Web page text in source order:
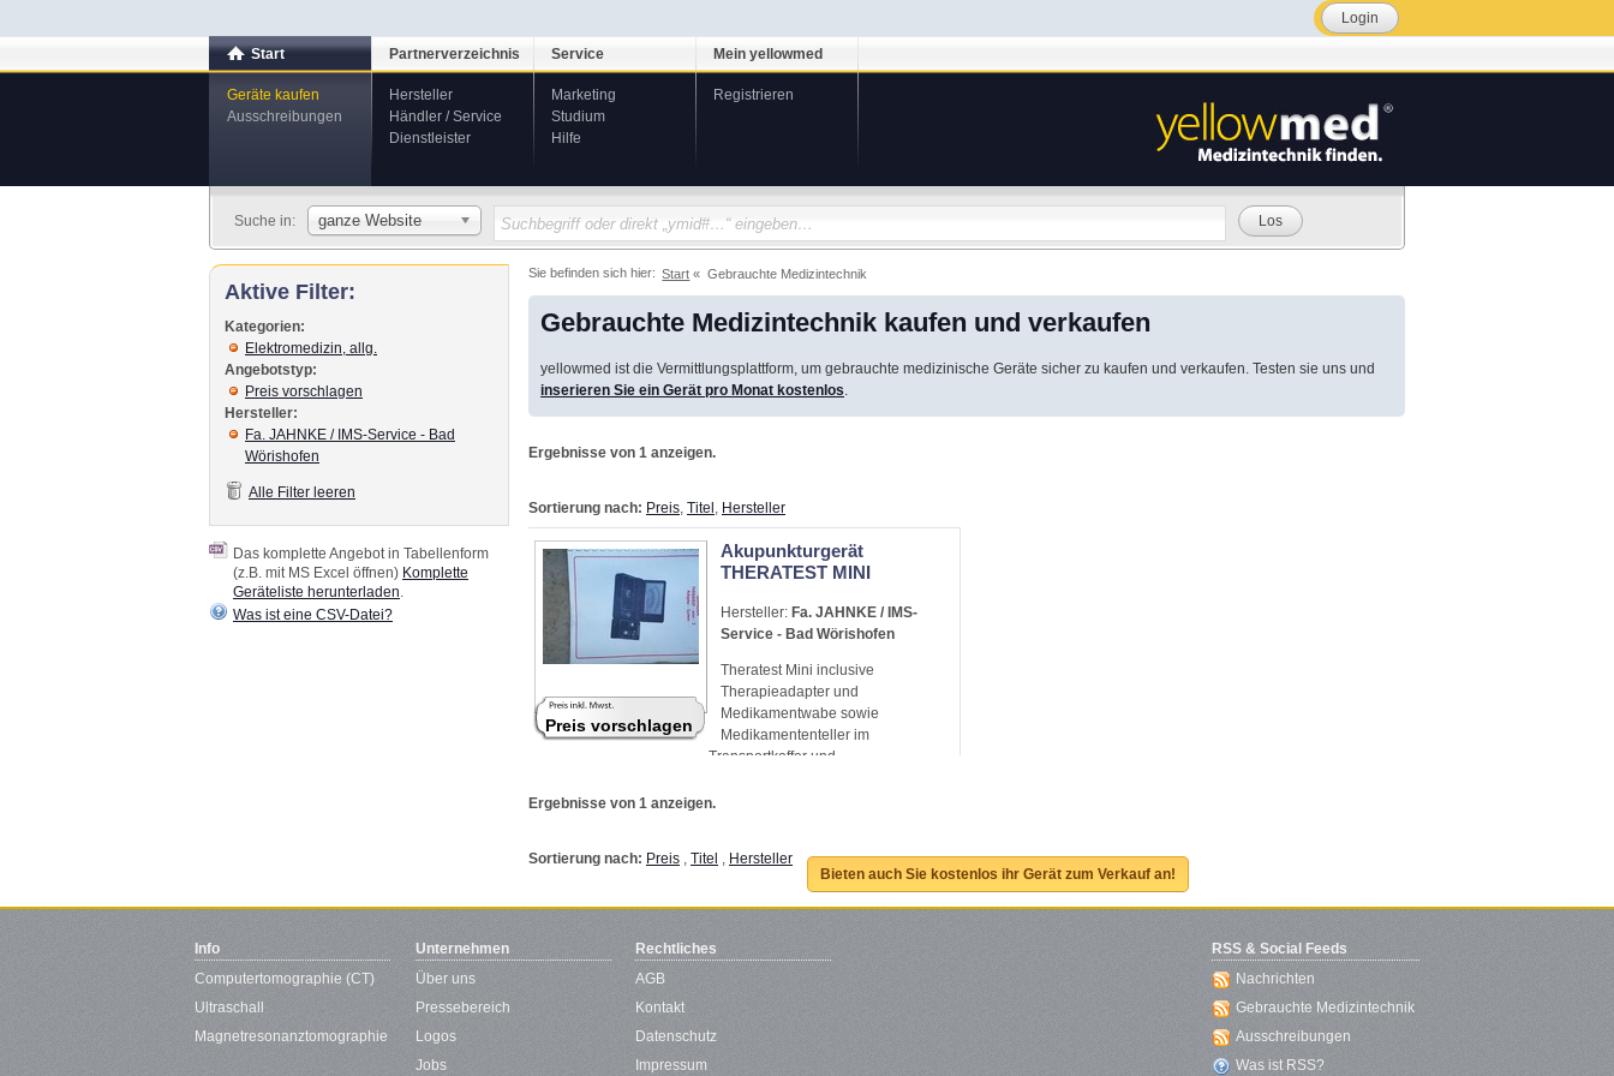
Login
Start
Geräte kaufen
Ausschreibungen
Partnerverzeichnis
Hersteller
Händler / Service
Dienstleister
Service
Marketing
Studium
Hilfe
Mein yellowmed
Registrieren
Suche in: ganze Website Los
Sie befinden sich hier: Start Gebrauchte Medizintechnik
Gebrauchte Medizintechnik kaufen und verkaufen
yellowmed ist die Vermittlungsplattform, um gebrauchte medizinische Geräte sicher zu kaufen und verkaufen. Testen sie uns und
inserieren Sie ein Gerät pro Monat kostenlos
Ergebnisse von 1 anzeigen.
Sortierung nach: Preis Titel Hersteller
Akupunkturgerät
THERATEST MINI
Hersteller: Fa. JAHNKE / IMS-
Service - Bad Wörishofen
Theratest Mini inclusive
Therapieadapter und
Medikamentwabe sowie
Medikamententeller im
Transportkoffer und
gebraucht , jedoch gut erhalten.
Preis vorschlagen
Ergebnisse von 1 anzeigen.
Sortierung nach: Preis , Titel , Hersteller
Bieten auch Sie kostenlos ihr Gerät zum Verkauf an!
Aktive Filter:
Kategorien:
Elektromedizin, allg.
Angebotstyp:
Preis vorschlagen
Hersteller:
Fa. JAHNKE / IMS-Service - Bad
Wörishofen
Alle Filter leeren
Das komplette Angebot in Tabellenform
(z.B. mit MS Excel öffnen) Komplette
Geräteliste herunterladen
Was ist eine CSV-Datei?
Info
Computertomographie (CT)
Ultraschall
Magnetresonanztomographie
Unternehmen
Über uns
Pressebereich
Logos
Jobs
Rechtliches
AGB
Kontakt
Datenschutz
Impressum
RSS & Social Feeds
Nachrichten
Gebrauchte Medizintechnik
Ausschreibungen
Was ist RSS?